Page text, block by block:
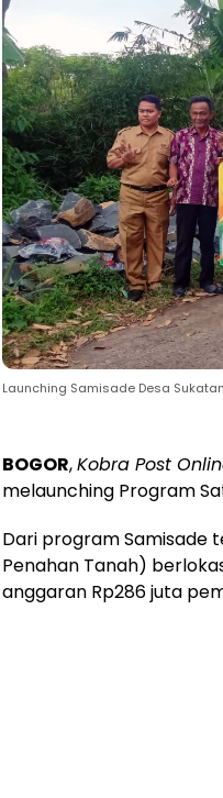
Launching Samisade Desa
BOGOR,Kobra Post
melaunching Program
Dari program Samisade
Penahan Tanah)
anggaran Rp286 juta